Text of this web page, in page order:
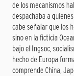
de los mecanismos
despachaba a
cabe señalar que los
sino en la ficticia
bajo el Ingsoc,
hecho de Europa
comprende China,